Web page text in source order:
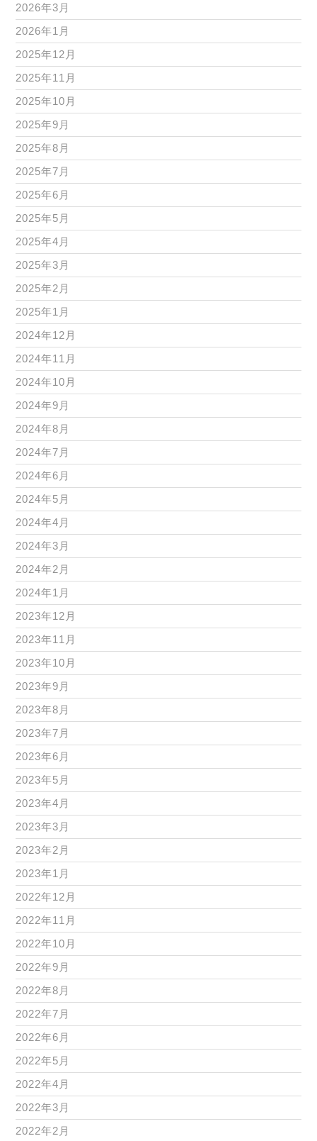
2026年3月
2026年1月
2025年12月
2025年11月
2025年10月
2025年9月
2025年8月
2025年7月
2025年6月
2025年5月
2025年4月
2025年3月
2025年2月
2025年1月
2024年12月
2024年11月
2024年10月
2024年9月
2024年8月
2024年7月
2024年6月
2024年5月
2024年4月
2024年3月
2024年2月
2024年1月
2023年12月
2023年11月
2023年10月
2023年9月
2023年8月
2023年7月
2023年6月
2023年5月
2023年4月
2023年3月
2023年2月
2023年1月
2022年12月
2022年11月
2022年10月
2022年9月
2022年8月
2022年7月
2022年6月
2022年5月
2022年4月
2022年3月
2022年2月